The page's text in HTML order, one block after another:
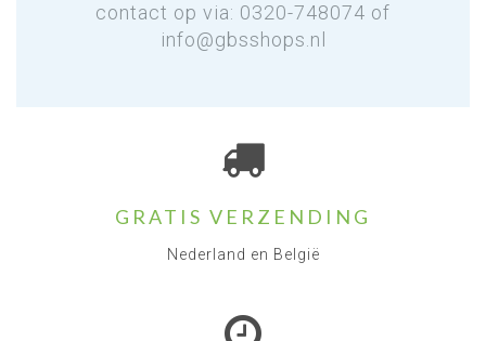
contact op via: 0320-748074 of
info@gbsshops.nl
GRATIS VERZENDING
Nederland en België